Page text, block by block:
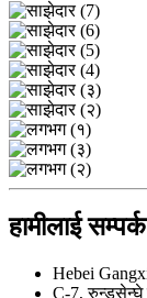
हामीलाई
Hebei
C-7, रुन्डुसेन्घे